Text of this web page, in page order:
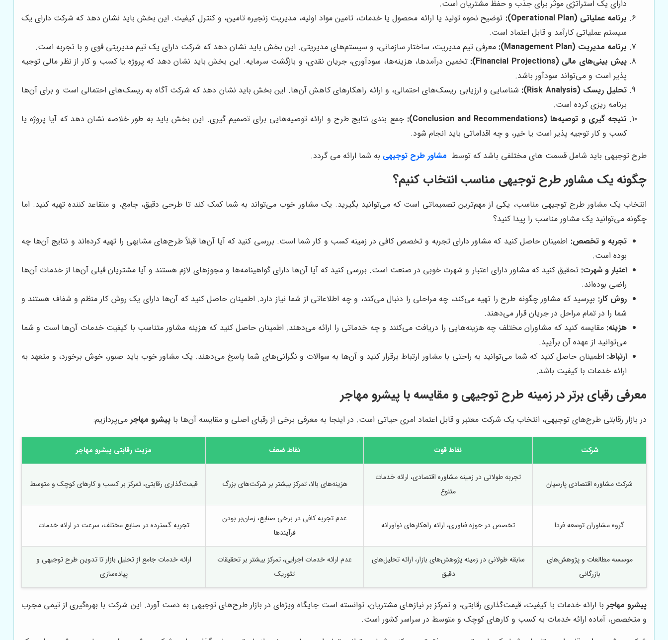
دارای یک استراتژی موثر برای جذب و حفظ مشتریان است.
برنامه عملیاتی (Operational Plan):
توضیح نحوه تولید یا ارائه محصول یا خدمات، تامین مواد اولیه، مدیریت زنجیره تامین، و کنترل کیفیت. این بخش باید نشان دهد که شرکت دارای یک
سیستم عملیاتی کارآمد و قابل اعتماد است.
برنامه مدیریت (Management Plan):
معرفی تیم مدیریت، ساختار سازمانی، و سیستم‌های مدیریتی. این بخش باید نشان دهد که شرکت دارای یک تیم مدیریتی قوی و با تجربه است.
پیش بینی‌های مالی (Financial Projections):
تخمین درآمدها، هزینه‌ها، سودآوری، جریان نقدی، و بازگشت سرمایه. این بخش باید نشان دهد که پروژه یا کسب و کار از نظر مالی توجیه
پذیر است و می‌تواند سودآور باشد.
تحلیل ریسک (Risk Analysis):
شناسایی و ارزیابی ریسک‌های احتمالی، و ارائه راهکارهای کاهش آن‌ها. این بخش باید نشان دهد که شرکت آگاه به ریسک‌های احتمالی است و برای آن‌ها
برنامه ریزی کرده است.
نتیجه گیری و توصیه‌ها (Conclusion and Recommendations):
جمع بندی نتایج طرح و ارائه توصیه‌هایی برای تصمیم گیری. این بخش باید به طور خلاصه نشان دهد که آیا پروژه یا
کسب و کار توجیه پذیر است یا خیر، و چه اقداماتی باید انجام شود.
طرح توجیهی باید شامل قسمت های مختلفی باشد که توسط مشاور طرح توجیهی به شما ارائه می گردد.
چگونه یک مشاور طرح توجیهی مناسب انتخاب کنیم؟
انتخاب یک مشاور طرح توجیهی مناسب، یکی از مهم‌ترین تصمیماتی است که می‌توانید بگیرید. یک مشاور خوب می‌تواند به شما کمک کند تا طرحی دقیق، جامع، و متقاعد کننده تهیه کنید. اما
چگونه می‌توانید یک مشاور مناسب را پیدا کنید؟
تجربه و تخصص: اطمینان حاصل کنید که مشاور دارای تجربه و تخصص کافی در زمینه کسب و کار شما است. بررسی کنید که آیا آن‌ها قبلاً طرح‌های مشابهی را تهیه کرده‌اند و نتایج آن‌ها چه
بوده است.
اعتبار و شهرت: تحقیق کنید که مشاور دارای اعتبار و شهرت خوبی در صنعت است. بررسی کنید که آیا آن‌ها دارای گواهینامه‌ها و مجوزهای لازم هستند و آیا مشتریان قبلی آن‌ها از خدمات آن‌ها
راضی بوده‌اند.
روش کار: بپرسید که مشاور چگونه طرح را تهیه می‌کند، چه مراحلی را دنبال می‌کند، و چه اطلاعاتی از شما نیاز دارد. اطمینان حاصل کنید که آن‌ها دارای یک روش کار منظم و شفاف هستند و
شما را در تمام مراحل در جریان قرار می‌دهند.
هزینه: مقایسه کنید که مشاوران مختلف چه هزینه‌هایی را دریافت می‌کنند و چه خدماتی را ارائه می‌دهند. اطمینان حاصل کنید که هزینه مشاور متناسب با کیفیت خدمات آن‌ها است و شما
می‌توانید از عهده آن برآیید.
ارتباط: اطمینان حاصل کنید که شما می‌توانید به راحتی با مشاور ارتباط برقرار کنید و آن‌ها به سوالات و نگرانی‌های شما پاسخ می‌دهند. یک مشاور خوب باید صبور، خوش برخورد، و متعهد به
ارائه خدمات با کیفیت باشد.
معرفی رقبای برتر در زمینه طرح توجیهی و مقایسه با پیشرو مهاجر
در بازار رقابتی طرح‌های توجیهی، انتخاب یک شرکت معتبر و قابل اعتماد امری حیاتی است. در اینجا به معرفی برخی از رقبای اصلی و مقایسه آن‌ها با پیشرو مهاجر می‌پردازیم:
شرکت نقاط قوت نقاط ضعف مزیت رقابتی پیشرو مهاجر
شرکت مشاوره اقتصادی پارسیان
تجربه طولانی در زمینه مشاوره اقتصادی، ارائه خدمات
متنوع
هزینه‌های بالا، تمرکز بیشتر بر شرکت‌های بزرگ قیمت‌گذاری رقابتی، تمرکز بر کسب و کارهای کوچک و متوسط
گروه مشاوران توسعه فردا تخصص در حوزه فناوری، ارائه راهکارهای نوآورانه
عدم تجربه کافی در برخی صنایع، زمان‌بر بودن
فرآیندها
تجربه گسترده در صنایع مختلف، سرعت در ارائه خدمات
موسسه مطالعات و پژوهش‌های
بازرگانی
سابقه طولانی در زمینه پژوهش‌های بازار، ارائه تحلیل‌های
دقیق
عدم ارائه خدمات اجرایی، تمرکز بیشتر بر تحقیقات
تئوریک
ارائه خدمات جامع از تحلیل بازار تا تدوین طرح توجیهی و
پیاده‌سازی
پیشرو مهاجر با ارائه خدمات با کیفیت، قیمت‌گذاری رقابتی، و تمرکز بر نیازهای مشتریان، توانسته است جایگاه ویژه‌ای در بازار طرح‌های توجیهی به دست آورد. این شرکت با بهره‌گیری از تیمی مجرب
و متخصص، آماده ارائه خدمات به کسب و کارهای کوچک و متوسط در سراسر کشور است.